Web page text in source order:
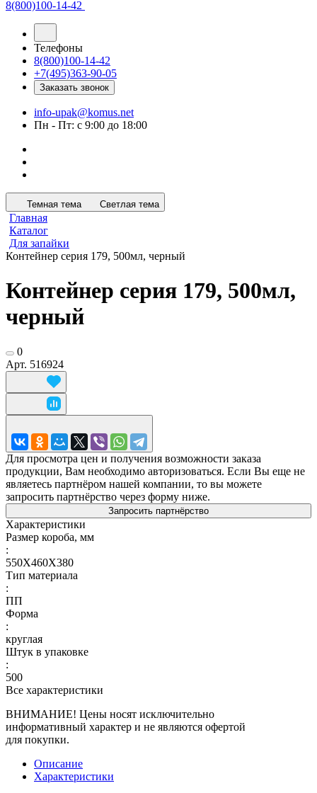
8(800)100-14-42
Телефоны
8(800)100-14-42
+7(495)363-90-05
Заказать звонок
info-upak@komus.net
Пн - Пт: с 9:00 до 18:00
Темная тема Светлая тема
Главная
Каталог
Для запайки
Контейнер серия 179, 500мл, черный
Контейнер серия 179, 500мл,
черный
0
Арт. 516924
Для просмотра цен и получения возможности заказа
продукции, Вам необходимо авторизоваться. Если Вы еще не
являетесь партнёром нашей компании, то вы можете
запросить партнёрство через форму ниже.
Запросить партнёрство
Характеристики
Размер короба, мм
:
550X460X380
Тип материала
:
ПП
Форма
:
круглая
Штук в упаковке
:
500
Все характеристики
ВНИМАНИЕ! Цены носят исключительно
информативный характер и не являются офертой
для покупки.
Описание
Характеристики